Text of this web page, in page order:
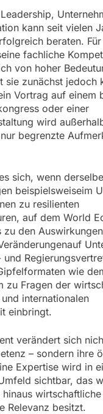
kann seit vielen
beraten.
fachliche
von hoher
sie zunächst jedoch
Vortrag auf einem
oder einer
wird
begrenzte
sich, wenn
beispielsweiseim
zu resilienten
auf dem World
zu den Auswirkungen
wie
zu Fragen der
internationalen
einbringt.
verändert sich
– sondern ihre
Expertise wird in
sichtbar, das
hinaus
Relevanz besitzt.